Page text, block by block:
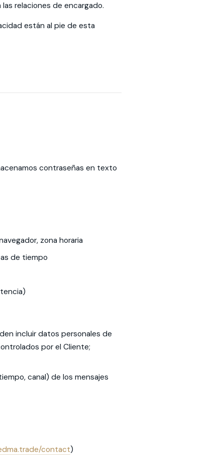
las relaciones de encargado.
están al pie de esta
contraseñas en texto
zona horaria
de tiempo
incluir datos personales de
por el Cliente;
canal) de los mensajes
contact)